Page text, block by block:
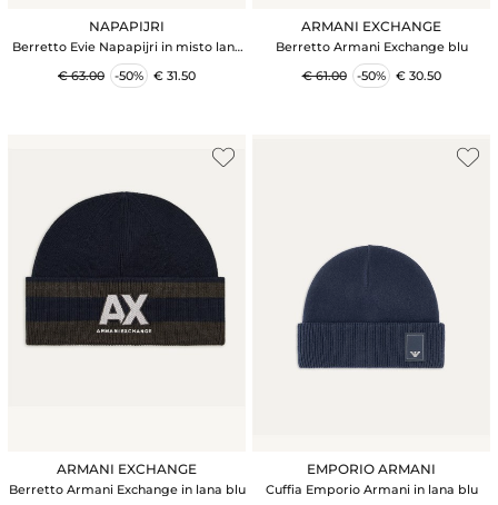
NAPAPIJRI
Berretto Evie Napapijri in misto lana
nera con logo
€ 63.00
-50% € 31.50
ARMANI EXCHANGE
Berretto Armani Exchange blu
€ 61.00
-50% € 30.50
ARMANI EXCHANGE
Berretto Armani Exchange in lana blu
EMPORIO ARMANI
Cuffia Emporio Armani in lana blu